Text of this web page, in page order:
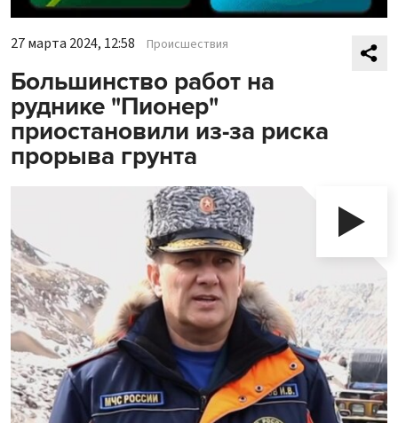
27 марта 2024, 12:58 Происшествия
Большинство работ на
руднике "Пионер"
приостановили из-за риска
прорыва грунта